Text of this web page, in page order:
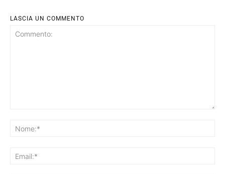
LASCIA UN COMMENTO